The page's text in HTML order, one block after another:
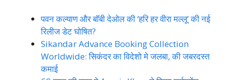
पवन कल्याण और बॉबी देओल की ‘हरि हर वीरा मल्लू’ की नई
रिलीज डेट घोषित?
Sikandar Advance Booking Collection
Worldwide: सिकंदर का विदेशो मे जलबा, की जबरदस्त
कमाई